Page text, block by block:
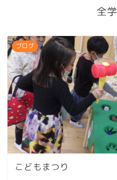
全
ブログ
こどもまつり